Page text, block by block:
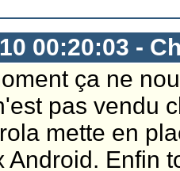
00:20:03 -
ça ne
pas vendu
mette en
Android. Enfin